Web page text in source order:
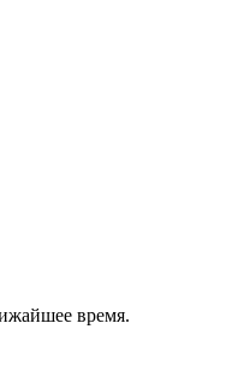
время.